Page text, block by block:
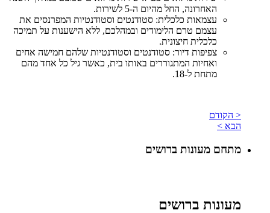
האחרונה, החל מהיום ה-5 לשירות.
עצמאות כלכלית: סטודנטים וסטודנטיות המפרנסים את
עצמם טרם הלימודים ובמהלכם, ללא הישענות על תמיכה
כלכלית חיצונית.
צפיפות דיור: סטודנטים וסטודנטיות שלהם חמישה אחים
ואחיות המתגוררים באותו בית, כאשר גיל כל אחד מהם
מתחת ל-18.
< הקודם
הבא >
מתחם מעונות ברושים
מעונות ברושים